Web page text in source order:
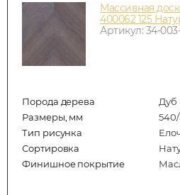
Массивная
400062 125
Артикул: 34-
Порода дерева
Дуб
Размеры, мм
540/
Тип рисунка
Сортировка
Финишное покрытие